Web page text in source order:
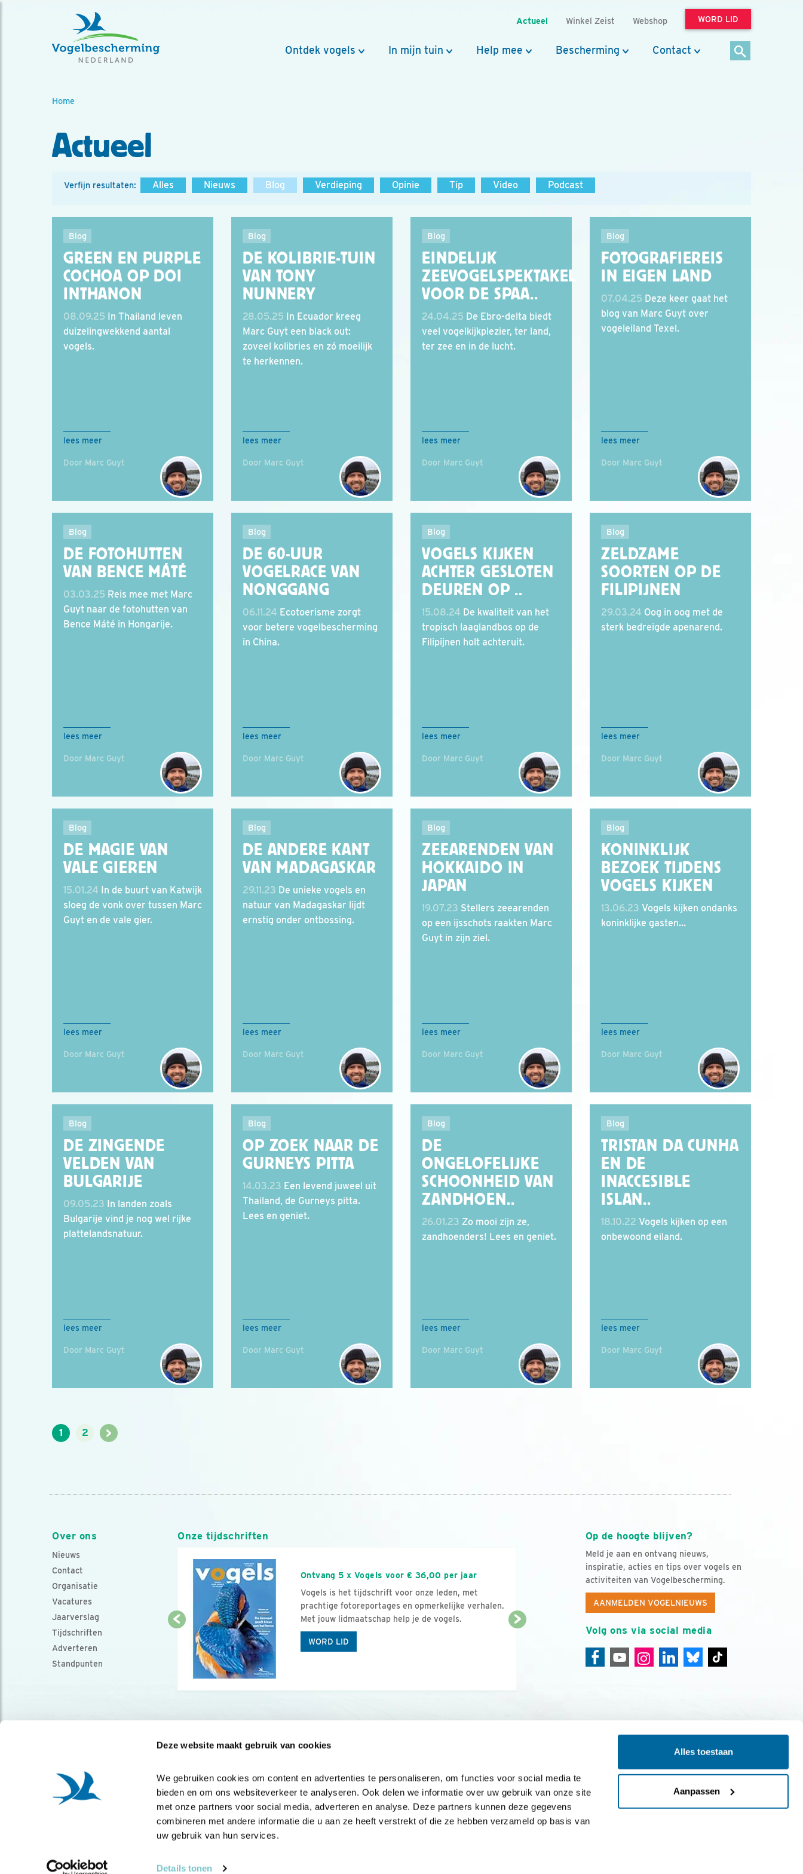
Deze website maakt gebruik van cookies
We gebruiken cookies om content en advertenties te personaliseren, om functies voor social media te
bieden en om ons websiteverkeer te analyseren. Ook delen we informatie over uw gebruik van onze site
met onze partners voor social media, adverteren en analyse. Deze partners kunnen deze gegevens
combineren met andere informatie die u aan ze heeft verstrekt of die ze hebben verzameld op basis van
uw gebruik van hun services.
Details tonen
Alles toestaan
Aanpassen
Actueel Winkel Zeist Webshop WORD LID
Ontdek vogels In mijn tuin Help mee Bescherming Contact
Home
Actueel
Verfijn resultaten: Alles Nieuws Blog Verdieping Opinie Tip Video Podcast
Blog
GREEN EN PURPLE
COCHOA OP DOI
INTHANON
08.09.25 In Thailand leven
duizelingwekkend aantal
vogels.
lees meer
Door Marc Guyt
Blog
DE KOLIBRIE-TUIN
VAN TONY
NUNNERY
28.05.25 In Ecuador kreeg
Marc Guyt een black out:
zoveel kolibries en zó moeilijk
te herkennen.
lees meer
Door Marc Guyt
Blog
EINDELIJK
ZEEVOGELSPEKTAKEL
VOOR DE SPAA..
24.04.25 De Ebro-delta biedt
veel vogelkijkplezier, ter land,
ter zee en in de lucht.
lees meer
Door Marc Guyt
Blog
FOTOGRAFIEREIS
IN EIGEN LAND
07.04.25 Deze keer gaat het
blog van Marc Guyt over
vogeleiland Texel.
lees meer
Door Marc Guyt
Blog
DE FOTOHUTTEN
VAN BENCE MÁTÉ
03.03.25 Reis mee met Marc
Guyt naar de fotohutten van
Bence Máté in Hongarije.
lees meer
Door Marc Guyt
Blog
DE 60-UUR
VOGELRACE VAN
NONGGANG
06.11.24 Ecotoerisme zorgt
voor betere vogelbescherming
in China.
lees meer
Door Marc Guyt
Blog
VOGELS KIJKEN
ACHTER GESLOTEN
DEUREN OP ..
15.08.24 De kwaliteit van het
tropisch laaglandbos op de
Filipijnen holt achteruit.
lees meer
Door Marc Guyt
Blog
ZELDZAME
SOORTEN OP DE
FILIPIJNEN
29.03.24 Oog in oog met de
sterk bedreigde apenarend.
lees meer
Door Marc Guyt
Blog
DE MAGIE VAN
VALE GIEREN
15.01.24 In de buurt van Katwijk
sloeg de vonk over tussen Marc
Guyt en de vale gier.
lees meer
Door Marc Guyt
Blog
DE ANDERE KANT
VAN MADAGASKAR
29.11.23 De unieke vogels en
natuur van Madagaskar lijdt
ernstig onder ontbossing.
lees meer
Door Marc Guyt
Blog
ZEEARENDEN VAN
HOKKAIDO IN
JAPAN
19.07.23 Stellers zeearenden
op een ijsschots raakten Marc
Guyt in zijn ziel.
lees meer
Door Marc Guyt
Blog
KONINKLIJK
BEZOEK TIJDENS
VOGELS KIJKEN
13.06.23 Vogels kijken ondanks
koninklijke gasten...
lees meer
Door Marc Guyt
Blog
DE ZINGENDE
VELDEN VAN
BULGARIJE
09.05.23 In landen zoals
Bulgarije vind je nog wel rijke
plattelandsnatuur.
lees meer
Door Marc Guyt
Blog
OP ZOEK NAAR DE
GURNEYS PITTA
14.03.23 Een levend juweel uit
Thailand, de Gurneys pitta.
Lees en geniet.
lees meer
Door Marc Guyt
Blog
DE
ONGELOFELIJKE
SCHOONHEID VAN
ZANDHOEN..
26.01.23 Zo mooi zijn ze,
zandhoenders! Lees en geniet.
lees meer
Door Marc Guyt
Blog
TRISTAN DA CUNHA
EN DE
INACCESIBLE
ISLAN..
18.10.22 Vogels kijken op een
onbewoond eiland.
lees meer
Door Marc Guyt
1 2 >
Over ons
Nieuws
Contact
Organisatie
Vacatures
Jaarverslag
Tijdschriften
Adverteren
Standpunten
Op de hoogte blijven?
Meld je aan en ontvang nieuws,
inspiratie, acties en tips over vogels en
activiteiten van Vogelbescherming.
AANMELDEN VOGELNIEUWS
Volg ons via social media
Onze tijdschriften
Ontvang 5 x Vogels voor € 36,00 per jaar
Vogels is het tijdschrift voor onze leden, met
prachtige fotoreportages en opmerkelijke verhalen.
Met jouw lidmaatschap help je de vogels.
WORD LID